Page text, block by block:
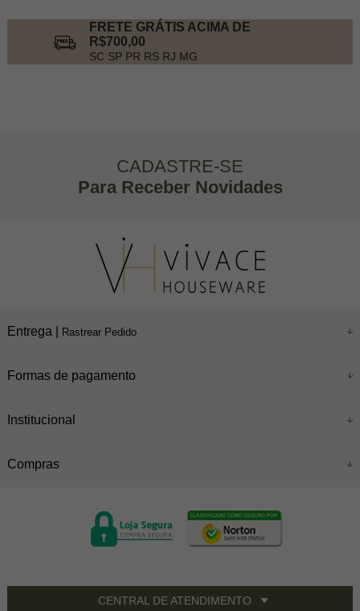
FRETE GRÁTIS ACIMA DE
R$700,00
SC SP PR RS RJ MG
CADASTRE-SE
Para Receber Novidades
Entrega | Rastrear Pedido
Formas de pagamento
Institucional
Compras
CENTRAL DE ATENDIMENTO